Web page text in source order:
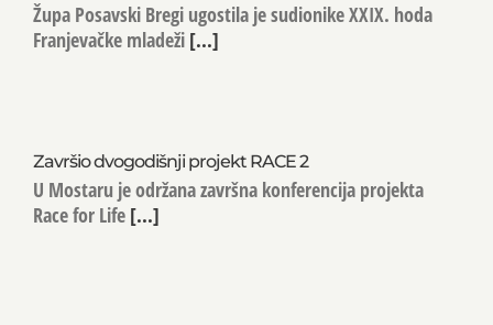
Župa Posavski Bregi ugostila je sudionike XXIX. hoda
Franjevačke mladeži [...]
Završio dvogodišnji projekt RACE 2
U Mostaru je održana završna konferencija projekta
Race for Life [...]